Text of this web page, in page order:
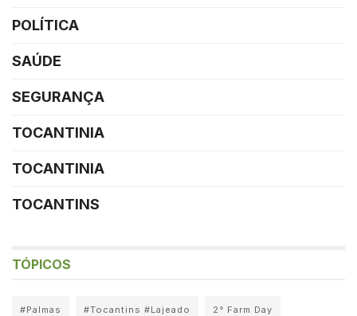
POLÍTICA
SAÚDE
SEGURANÇA
TOCANTINIA
TOCANTINIA
TOCANTINS
TÓPICOS
#Palmas #Tocantins #Lajeado 2° Farm Day